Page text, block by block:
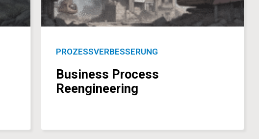
PROZESSVERBESSERUNG
Business Process
Reengineering